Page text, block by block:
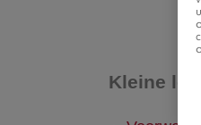
Kleine